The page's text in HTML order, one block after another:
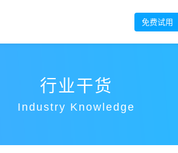
免费试用
行业干货
Industry Knowledge